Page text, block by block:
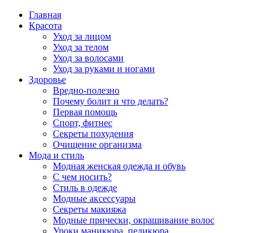
Главная
Красота
Уход за лицом
Уход за телом
Уход за волосами
Уход за руками и ногами
Здоровье
Вредно-полезно
Почему болит и что делать?
Первая помощь
Спорт, фитнес
Секреты похудения
Очищение организма
Мода и стиль
Модная женская одежда и обувь
С чем носить?
Стиль в одежде
Модные аксессуары
Секреты макияжа
Модные прически, окрашивание волос
Уроки маникюра, педикюра